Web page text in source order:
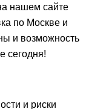
нашем сайте
по Москве и
и возможность
сегодня!
и риски